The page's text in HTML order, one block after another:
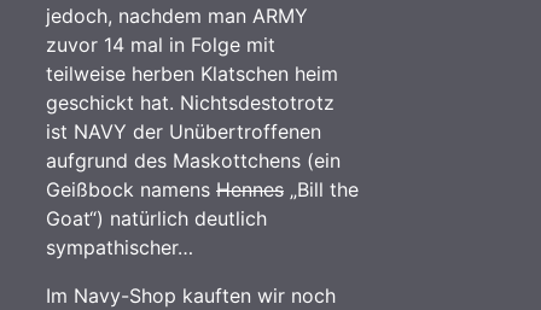
jedoch, nachdem man ARMY
zuvor 14 mal in Folge mit
teilweise herben Klatschen heim
geschickt hat. Nichtsdestotrotz
ist NAVY der Unübertroffenen
aufgrund des Maskottchens (ein
Geißbock namens Hennes „Bill the
Goat“) natürlich deutlich
sympathischer…
Im Navy-Shop kauften wir noch